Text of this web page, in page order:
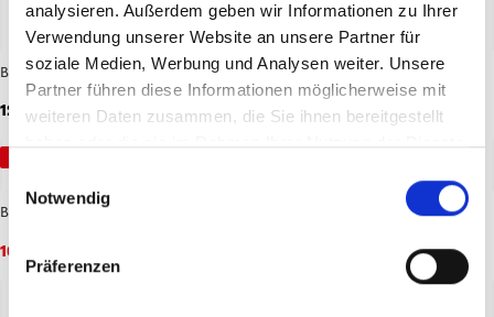
analysieren. Außerdem geben wir Informationen zu Ihrer
Verwendung unserer Website an unsere Partner für
soziale Medien, Werbung und Analysen weiter. Unsere
Partner führen diese Informationen möglicherweise mit
weiteren Daten zusammen, die Sie ihnen bereitgestellt
haben oder die sie im Rahmen Ihrer Nutzung der Dienste
Notwendig
Präferenzen
Baby Schuhe Fastnacht
12,95 €
Baby Schuhe Mini Meenzer
12,95 €
Baby-Tuch Neuzugang
10,00 €